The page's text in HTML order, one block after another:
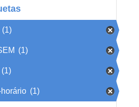
(1)
(1)
(1)
(1)